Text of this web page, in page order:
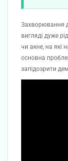
Захворювання
вигляді дуже
чи акне, на які
основна
запідозрити